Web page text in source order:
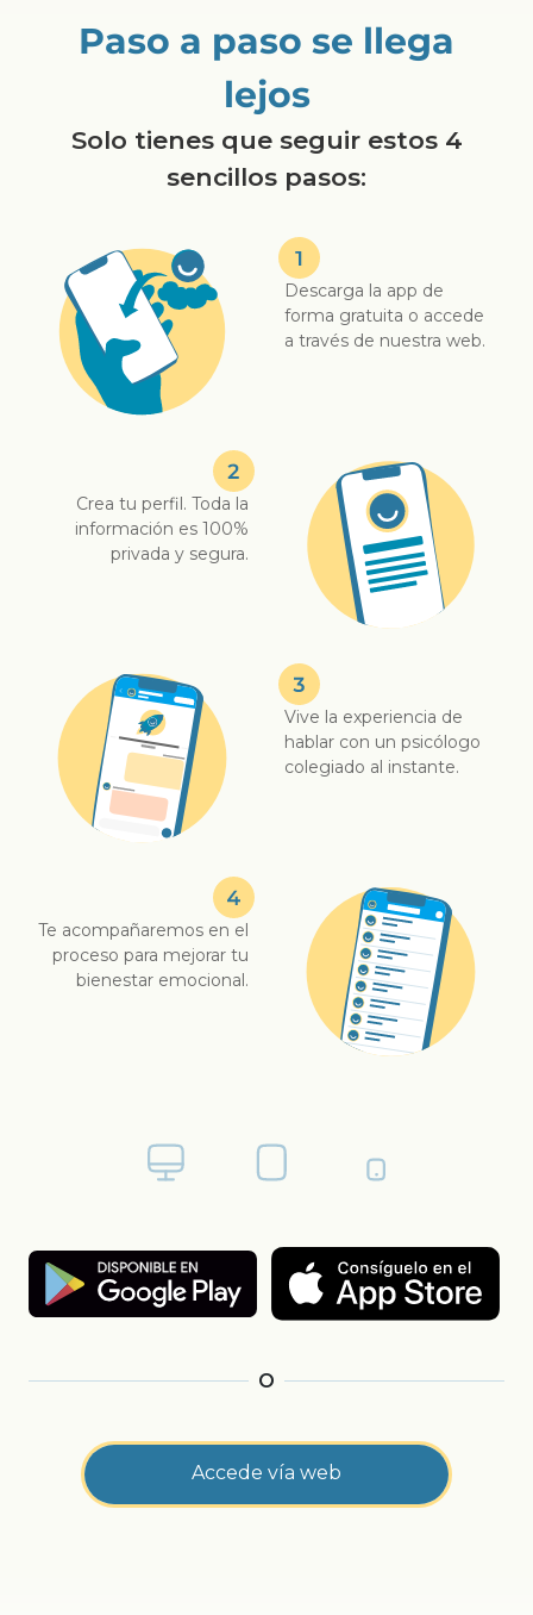
Paso a paso se llega
lejos
Solo tienes que seguir estos 4
sencillos pasos:
Descarga la app de
forma gratuita o accede
a través de nuestra web.
Crea tu perfil. Toda la
información es 100%
privada y segura.
Vive la experiencia de
hablar con un psicólogo
colegiado al instante.
Te acompañaremos en el
proceso para mejorar tu
bienestar emocional.
O
Accede vía web